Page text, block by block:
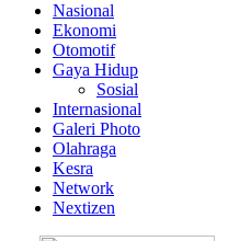
Nasional
Ekonomi
Otomotif
Gaya Hidup
Sosial
Internasional
Galeri Photo
Olahraga
Kesra
Network
Nextizen